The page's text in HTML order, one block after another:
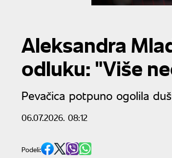
Aleksandra
odluku: "Više
Pevačica potpuno ogolila
06.07.2026. 08:12
Podeli: